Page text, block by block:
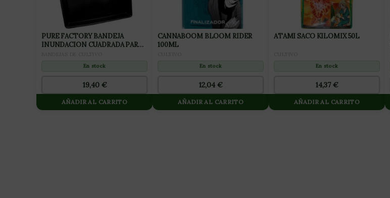
PURE FACTORY BANDEJA
INUNDACION CUADRADA PARA
En stock
19,40 €
AÑADIR AL CARRITO
CANNABOOM BLOOM RIDER
100ML
En stock
12,04 €
AÑADIR AL CARRITO
ATAMI SACO KILOMIX 50L
En stock
14,37€
AÑADIR AL CARRITO